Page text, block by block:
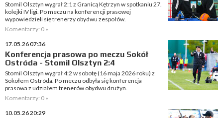
Stomil Olsztyn wygrał 2:1 z Granicą Kętrzyn w spotkaniu 27.
kolejki IV ligi. Po meczu na konferencji prasowej
wypowiedzieli się trenerzy obydwu zespołów.
Komentarzy: 0 »
17.05.26 07:36
Konferencja prasowa po meczu Sokół
Ostróda - Stomil Olsztyn 2:4
Stomil Olsztyn wygrał 4:2 w sobotę (16 maja 2026 roku) z
Sokołem Ostróda. Po meczu odbyła się konferencja
prasowa z udziałem trenerów obydwu drużyn.
Komentarzy: 0 »
10.05.26 20:29